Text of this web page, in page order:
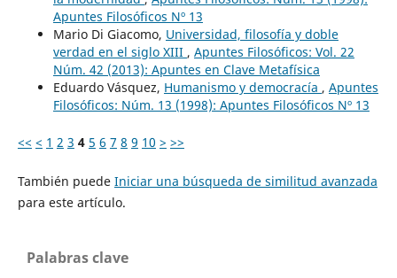
Apuntes Filosóficos Nº 13
Mario Di Giacomo, Universidad, filosofía y doble
verdad en el siglo XIII , Apuntes Filosóficos: Vol. 22
Núm. 42 (2013): Apuntes en Clave Metafísica
Eduardo Vásquez, Humanismo y democracía , Apuntes
Filosóficos: Núm. 13 (1998): Apuntes Filosóficos Nº 13
<< < 1 2 3 4 5 6 7 8 9 10 > >>
También puede Iniciar una búsqueda de similitud avanzada
para este artículo.
Palabras clave